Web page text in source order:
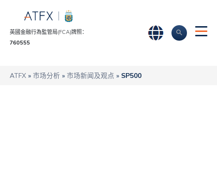
英國金融行為監管局(FCA)牌照：
760555
ATFX » 市场分析 » 市场新闻及观点 » SP500